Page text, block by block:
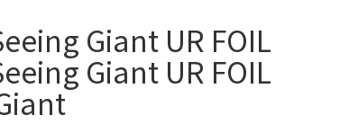
Giant UR FOIL
Giant UR FOIL